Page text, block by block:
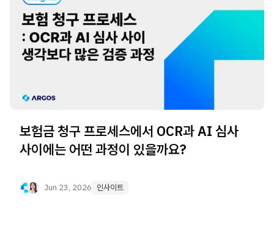
보험금 청구 프로세스에서 OCR과 AI 심사
사이에는 어떤 과정이 있을까요?
Jun 23, 2026 인사이트